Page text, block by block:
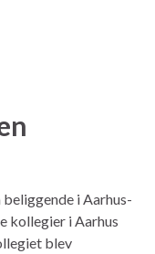
i Aarhus-
kollegier i Aarhus
blev